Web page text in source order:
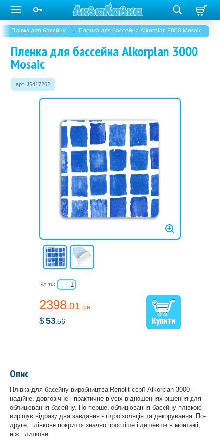
Плівка для басейну Пленка для бассейна Alkorplan 3000 Mosaic
Пленка для бассейна Alkorplan 3000
Mosaic
арт. 35417202
2398.01 грн
$53 .56
Кіл-ть:
Опис
Плівка для басейну виробництва Renolit серії Alkorplan 3000 -
надійне, довговічне і практичне в усіх відношеннях рішення для
облицювання басейну. По-перше, облицювання басейну плівкою
вирішує відразу два завдання - гідроізоляція та декорування. По-
друге, плівкове покриття значно простіше і дешевше в монтажі,
ніж плиткове.